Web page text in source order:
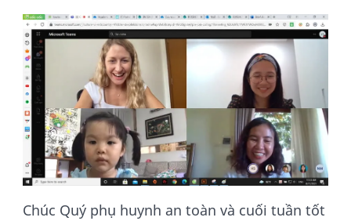
Chúc Quý phụ huynh an toàn và cuối tuần tốt